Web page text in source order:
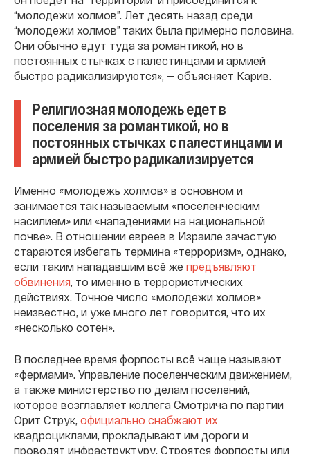
“молодежи холмов”. Лет десять назад среди
“молодежи холмов” таких была примерно половина.
Они обычно едут туда за романтикой, но в
постоянных стычках с палестинцами и армией
быстро радикализируются», — объясняет Карив.
Религиозная молодежь едет в
поселения за романтикой, но в
постоянных стычках с палестинцами и
армией быстро радикализируется
Именно «молодежь холмов» в основном и
занимается так называемым «поселенческим
насилием» или «нападениями на национальной
почве». В отношении евреев в Израиле зачастую
стараются избегать термина «терроризм», однако,
если таким нападавшим всё же предъявляют
обвинения, то именно в террористических
действиях. Точное число «молодежи холмов»
неизвестно, и уже много лет говорится, что их
«несколько сотен».
В последнее время форпосты всё чаще называют
«фермами». Управление поселенческим движением,
а также министерство по делам поселений,
которое возглавляет коллега Смотрича по партии
Орит Струк, официально снабжают их
квадроциклами, прокладывают им дороги и
проводят инфраструктуру. Строятся форпосты или